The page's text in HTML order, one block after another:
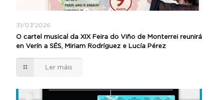
31/07/2026
O cartel musical da XIX Feira do Viño de Monterrei reunirá
en Verín a SÉS, Miriam Rodríguez e Lucía Pérez
Ler máis